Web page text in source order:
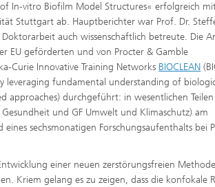
Infektionen – Prävention,
Wirkstoffentwicklung
In-vitro Biofilm Model Structures« erfolgreich
Stuttgart ab. Hauptberichter war Prof. Dr.
auch wissenschaftlich betreute. Die
EU geförderten und von Procter & Gamble
Curie Innovative Training Networks BIOCLEAN
leveraging fundamental understanding of
approaches) durchgeführt: in wesentlichen Teilen
und GF Umwelt und Klimaschutz) am
sechsmonatigen Forschungsaufenthalts bei
einer neuen zerstörungsfreien
Kriem gelang es zu zeigen, dass die konfokale